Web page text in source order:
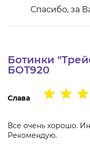
Спасибо, за
Ботинки
БОТ920
Слава
Все очень хорошо.
Рекомендую.